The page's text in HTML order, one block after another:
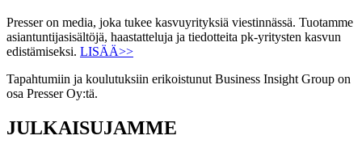
Presser on media, joka tukee kasvuyrityksiä viestinnässä. Tuotamme
asiantuntijasisältöjä, haastatteluja ja tiedotteita pk-yritysten kasvun
edistämiseksi. LISÄÄ>>
Tapahtumiin ja koulutuksiin erikoistunut Business Insight Group on
osa Presser Oy:tä.
JULKAISUJAMME